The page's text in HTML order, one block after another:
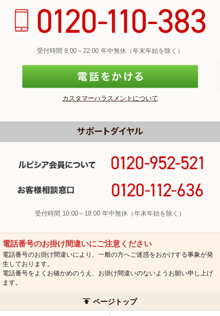
受付時間 8:00～22:00 年中無休（年末年始を除く）
カスタマーハラスメントについて
受付時間 10:00～18:00 年中無休（年末年始を除く）
電話番号のお掛け間違いにご注意ください
電話番号のお掛け間違いにより、一般の方へご迷惑をおかけする事象が発
生しております。
電話番号をよくお確かめのうえ、お掛け間違いのないようお願い申し上げ
ます。
ページトップ